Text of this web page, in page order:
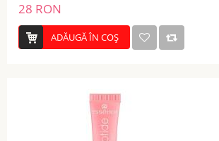
28 RON
ADĂUGĂ ÎN COŞ